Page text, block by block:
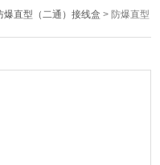
爆直型（二通）接线盒 > 防爆直型